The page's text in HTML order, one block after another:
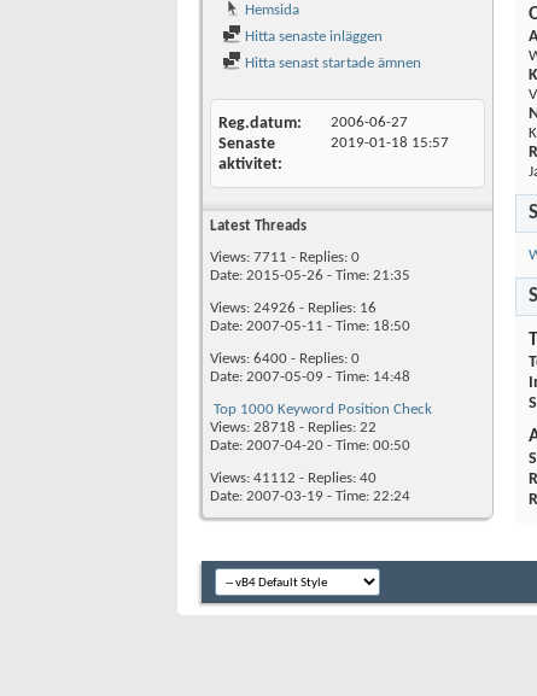
Hemsida
Hitta senaste inläggen
Hitta senast startade ämnen
Reg.datum 2006-06-27
Senaste
aktivitet
2019-01-18 15:57
Latest Threads
Views: 7711 - Replies: 0
Date: 2015-05-26 - Time: 21:35
Views: 24926 - Replies: 16
Date: 2007-05-11 - Time: 18:50
Views: 6400 - Replies: 0
Date: 2007-05-09 - Time: 14:48
Top 1000 Keyword Position Check
Views: 28718 - Replies: 22
Date: 2007-04-20 - Time: 00:50
Views: 41112 - Replies: 40
Date: 2007-03-19 - Time: 22:24